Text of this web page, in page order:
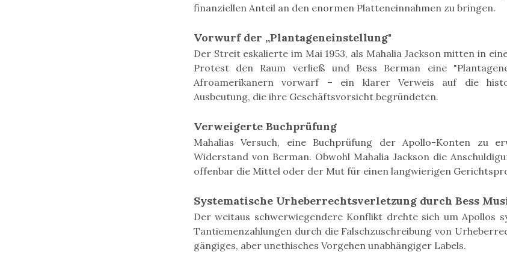
finanziellen Anteil an den enormen Platteneinnahmen zu bringen.
Vorwurf der „Plantageneinstellung"
Der Streit eskalierte im Mai 1953, als Mahalia Jackson mitten in
Protest den Raum verließ und Bess Berman eine
Afroamerikanern vorwarf – ein klarer Verweis auf die
Ausbeutung, die ihre Geschäftsvorsicht begründeten.
Verweigerte Buchprüfung
Mahalias Versuch, eine Buchprüfung der Apollo-Konten zu
Widerstand von Berman. Obwohl Mahalia Jackson die
offenbar die Mittel oder der Mut für einen langwierigen
Systematische Urheberrechtsverletzung durch Bess
Der weitaus schwerwiegendere Konflikt drehte sich um Apollos
Tantiemenzahlungen durch die Falschzuschreibung von
gängiges, aber unethisches Vorgehen unabhängiger Labels.